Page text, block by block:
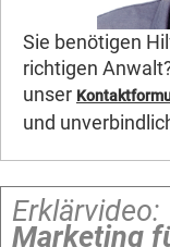
Sie benötigen
richtigen
unser
und
Erklärvideo:
Marketing